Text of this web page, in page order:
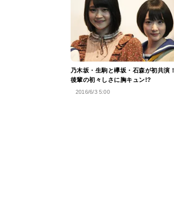
乃木坂・生駒と欅坂・石森が初共演！
後輩の初々しさに胸キュン!?
2016/6/3 5:00